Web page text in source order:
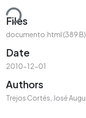
Files
documento.html (389 B)
Date
2010-12-01
Authors
Trejos Cortés, José